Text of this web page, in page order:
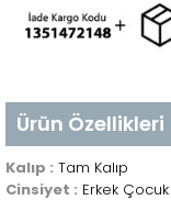
Ürün Özellikleri
Kalıp : Tam Kalıp
Cinsiyet : Erkek Çocuk